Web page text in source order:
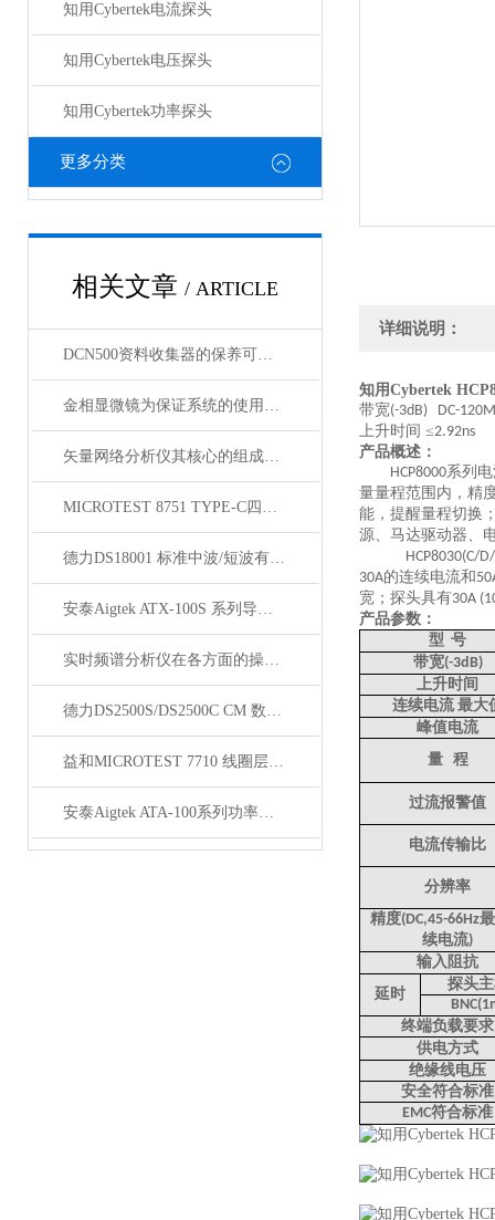
知用Cybertek电流探头
知用Cybertek电压探头
知用Cybertek功率探头
更多分类
相关文章 / ARTICLE
DCN500资料收集器的保养可以通过以下步骤来完成
金相显微镜为保证系统的使用寿命及可靠性，注意以下事项！
矢量网络分析仪其核心的组成部分分别如下
MICROTEST 8751 TYPE-C四线式线材测试仪
德力DS18001 标准中波/短波有源环形天线
安泰Aigtek ATX-100S 系列导通线束测试仪
实时频谱分析仪在各方面的操作事项
德力DS2500S/DS2500C CM 数字业务开通分析仪
益和MICROTEST 7710 线圈层间短路测试仪
安泰Aigtek ATA-100系列功率放大器
详细说明：
知用Cybertek
带宽(-3dB) DC-
上升时间 ≤2.92ns
产品概述：
HCP8000系列
量量程范围内，精
能，提醒量程切换
源、马达驱动器、
HCP8030(C/
30A的连续电流和
宽；探头具有30A
产品参数：
型 号
带宽(-3dB)
上升时间
连续电流 最大
峰值电流
量
程
过流报警值
电流传输比
分辨率
精度(DC,45-66Hz
续电流)
输入阻抗
延时
探头
终端负载要求
供电方式
绝缘线电压
安全符合标准
EMC符合标准